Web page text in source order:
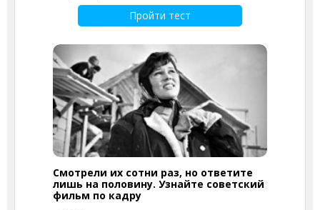
Пройти тест
Смотрели их сотни раз, но ответите
лишь на половину. Узнайте советский
фильм по кадру